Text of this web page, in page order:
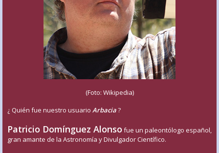
(Foto: Wikipedia)
¿ Quién fue nuestro usuario Arbacia?
Patricio Domínguez Alonso fue un paleontólogo español,
gran amante de la Astronomía y Divulgador Científico.